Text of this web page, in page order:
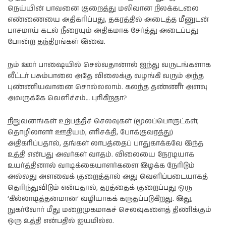
நெய்யின் பாவனை குறைத்து மலிவான நிலக்கடலை
எண்ணையை அதிகரிப்பது, தகரத்தில் அடைத்த மீனுடன்
பாசமாய் கடல் நீரையும் அதிகமாக சேர்த்து அடைப்பது
போன்ற தந்திரங்கள் இவை.
நம் ஊர் பாஷையில் செல்வதானால் ஐந்து வருடங்களாக
லீட்டர் பசும்பாலை அதே விலைக்கு வழங்கி வரும் அந்த
புண்ணியவானை சொல்லலாம். கலந்த தண்ணீர் அளவு
அவருக்கே வெளிச்சம்… புரிகிறதா?
நிறுவனங்கள் உற்பத்திச் செலவுகள் (மூலப்பொருட்கள்,
தொழிலாளர் ஊதியம், எரிசக்தி, போக்குவரத்து)
அதிகரிப்பதால், தங்கள் லாபத்தைப் பாதுகாக்கவே இந்த
உத்தி என்பது அவர்கள் வாதம். விலையை நேரடியாக
உயர்த்தினால் வாடிக்கையாளர்களை இழக்க நேரிடும்
அல்லது அளவைக் குறைத்தால் அது வெளிப்படையாகத்
தெரிந்துவிடும் என்பதால், தரத்தைக் குறைப்பது ஒரு
‘கில்லாடித்தனமான’ வழியாகக் கருதப்படுகிறது. இது,
நுகர்வோர் மீது மறைமுகமாகச் செலவுகளைத் திணிக்கும்
ஒரு உத்தி என்பதில் ஐயமில்ல.